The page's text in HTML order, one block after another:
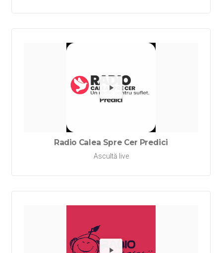
Redă
Radio Calea Spre Cer Predici
Ascultă live